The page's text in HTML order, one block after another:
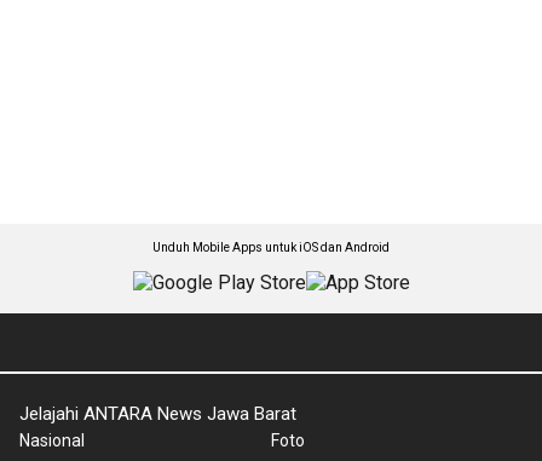
Unduh Mobile Apps untuk iOS dan Android
Jelajahi ANTARA News Jawa Barat
Nasional
Foto